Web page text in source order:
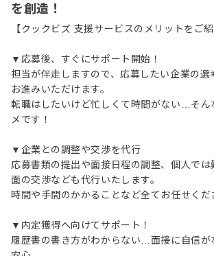
を創造！
【クックビズ 支援サービスのメリットをご紹
▼応募後、すぐにサポート開始！
担当が伴走しますので、応募したい企業の選
お進みいただけます。
転職はしたいけど忙しくて時間がない…そん
メです！
▼企業との調整や交渉を代行
応募書類の提出や面接日程の調整、個人では
面の交渉なども代行いたします。
時間や手間のかかることなど全てお任せくだ
▼内定獲得へ向けてサポート！
履歴書の書き方がわからない…面接に自信